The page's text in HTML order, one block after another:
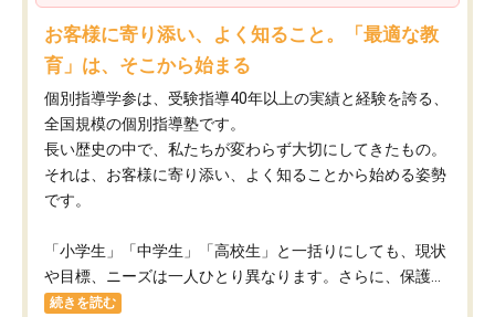
お客様に寄り添い、よく知ること。「最適な教
育」は、そこから始まる
個別指導学参は、受験指導40年以上の実績と経験を誇る、
全国規模の個別指導塾です。
長い歴史の中で、私たちが変わらず大切にしてきたもの。
それは、お客様に寄り添い、よく知ることから始める姿勢
です。
「小学生」「中学生」「高校生」と一括りにしても、現状
や目標、ニーズは一人ひとり異なります。さらに、保護...
続きを読む